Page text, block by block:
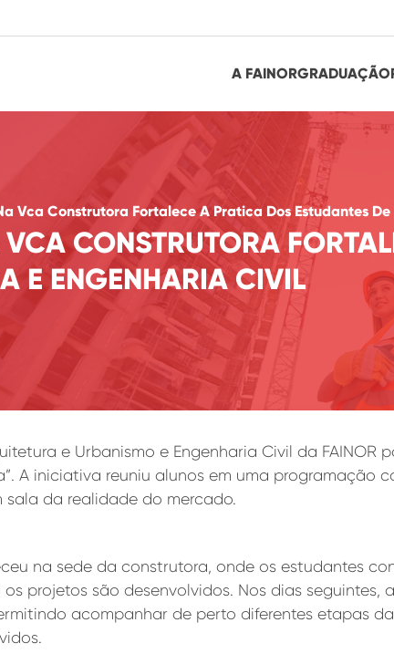
A FAINORGRADUAÇÃO
Vca Construtora Fortalece A Pratica Dos Estudantes
CONSTRUTORA
E ENGENHARIA CIVIL
e Urbanismo e Engenharia Civil da FAINOR
A iniciativa reuniu alunos em uma programação
sala da realidade do mercado.
na sede da construtora, onde os estudantes
projetos são desenvolvidos. Nos dias seguintes,
acompanhar de perto diferentes etapas